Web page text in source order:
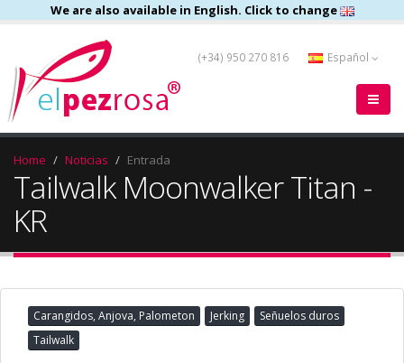
We are also available in English. Click to change
(+34) 950 270 816 Español
Home Noticias Entrada
Tailwalk Moonwalker Titan -
KR
Carangidos, Anjova, Palometon Jerking
Señuelos duros
Tailwalk